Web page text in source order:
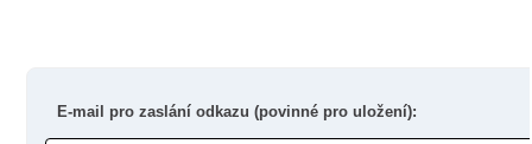
E-mail pro zaslání odkazu (povinné pro uložení):